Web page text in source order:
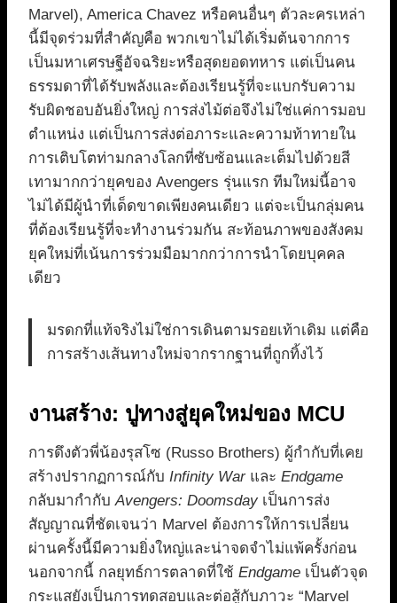
Marvel), America Chavez หรือคนอื่นๆ ตัวละครเหล่า
นี้มีจุดร่วมที่สำคัญคือ พวกเขาไม่ได้เริ่มต้นจากการ
เป็นมหาเศรษฐีอัจฉริยะหรือสุดยอดทหาร แต่เป็นคน
ธรรมดาที่ได้รับพลังและต้องเรียนรู้ที่จะแบกรับความ
รับผิดชอบอันยิ่งใหญ่ การส่งไม้ต่อจึงไม่ใช่แค่การมอบ
ตำแหน่ง แต่เป็นการส่งต่อภาระและความท้าทายใน
การเติบโตท่ามกลางโลกที่ซับซ้อนและเต็มไปด้วยสี
เทามากกว่ายุคของ Avengers รุ่นแรก ทีมใหม่นี้อาจ
ไม่ได้มีผู้นำที่เด็ดขาดเพียงคนเดียว แต่จะเป็นกลุ่มคน
ที่ต้องเรียนรู้ที่จะทำงานร่วมกัน สะท้อนภาพของสังคม
ยุคใหม่ที่เน้นการร่วมมือมากกว่าการนำโดยบุคคล
เดียว
มรดกที่แท้จริงไม่ใช่การเดินตามรอยเท้าเดิม แต่คือ
การสร้างเส้นทางใหม่จากรากฐานที่ถูกทิ้งไว้
งานสร้าง: ปูทางสู่ยุคใหม่ของ MCU
การดึงตัวพี่น้องรุสโซ (Russo Brothers) ผู้กำกับที่เคย
สร้างปรากฏการณ์กับ Infinity Warและ Endgame
กลับมากำกับAvengers: Doomsday เป็นการส่ง
สัญญาณที่ชัดเจนว่า Marvel ต้องการให้การเปลี่ยน
ผ่านครั้งนี้มีความยิ่งใหญ่และน่าจดจำไม่แพ้ครั้งก่อน
นอกจากนี้ กลยุทธ์การตลาดที่ใช้ Endgame เป็นตัวจุด
กระแสยังเป็นการทดสอบและต่อสู้กับภาวะ “Marvel